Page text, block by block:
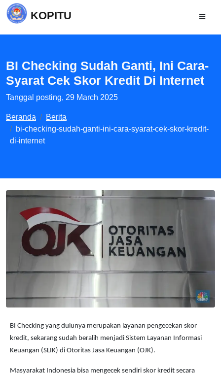
KOPITU
BI Checking Sudah Ganti, Ini Cara-
Syarat Cek Skor Kredit Di Internet
Tanggal posting, 29 March 2025
Beranda
Berita
bi-checking-sudah-ganti-ini-cara-syarat-cek-skor-kredit-
di-internet
BI Checking yang dulunya merupakan layanan pengecekan skor
kredit, sekarang sudah beralih menjadi Sistem Layanan Informasi
Keuangan (SLIK) di Otoritas Jasa Keuangan (OJK).
Masyarakat Indonesia bisa mengecek sendiri skor kredit secara